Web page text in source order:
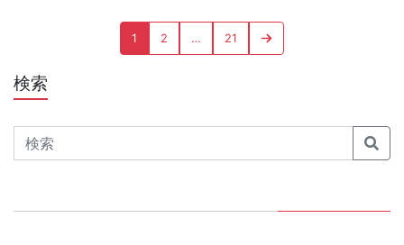
投
稿
ペ
ー
Page
1 Page
2 … Page
21
Next
page
検索
Search